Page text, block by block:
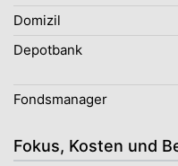
Domizil
Depotbank
Fondsmanager
Fokus, Kosten und